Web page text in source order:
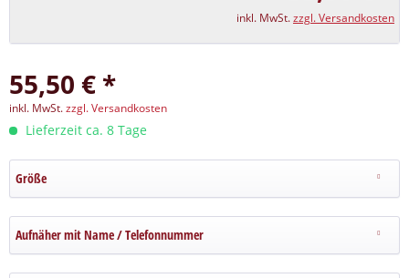
inkl. MwSt.zzgl. Versandkosten
55,50 € *
inkl. MwSt.zzgl. Versandkosten
Lieferzeit ca. 8 Tage
Größe
Aufnäher mit Name / Telefonnummer